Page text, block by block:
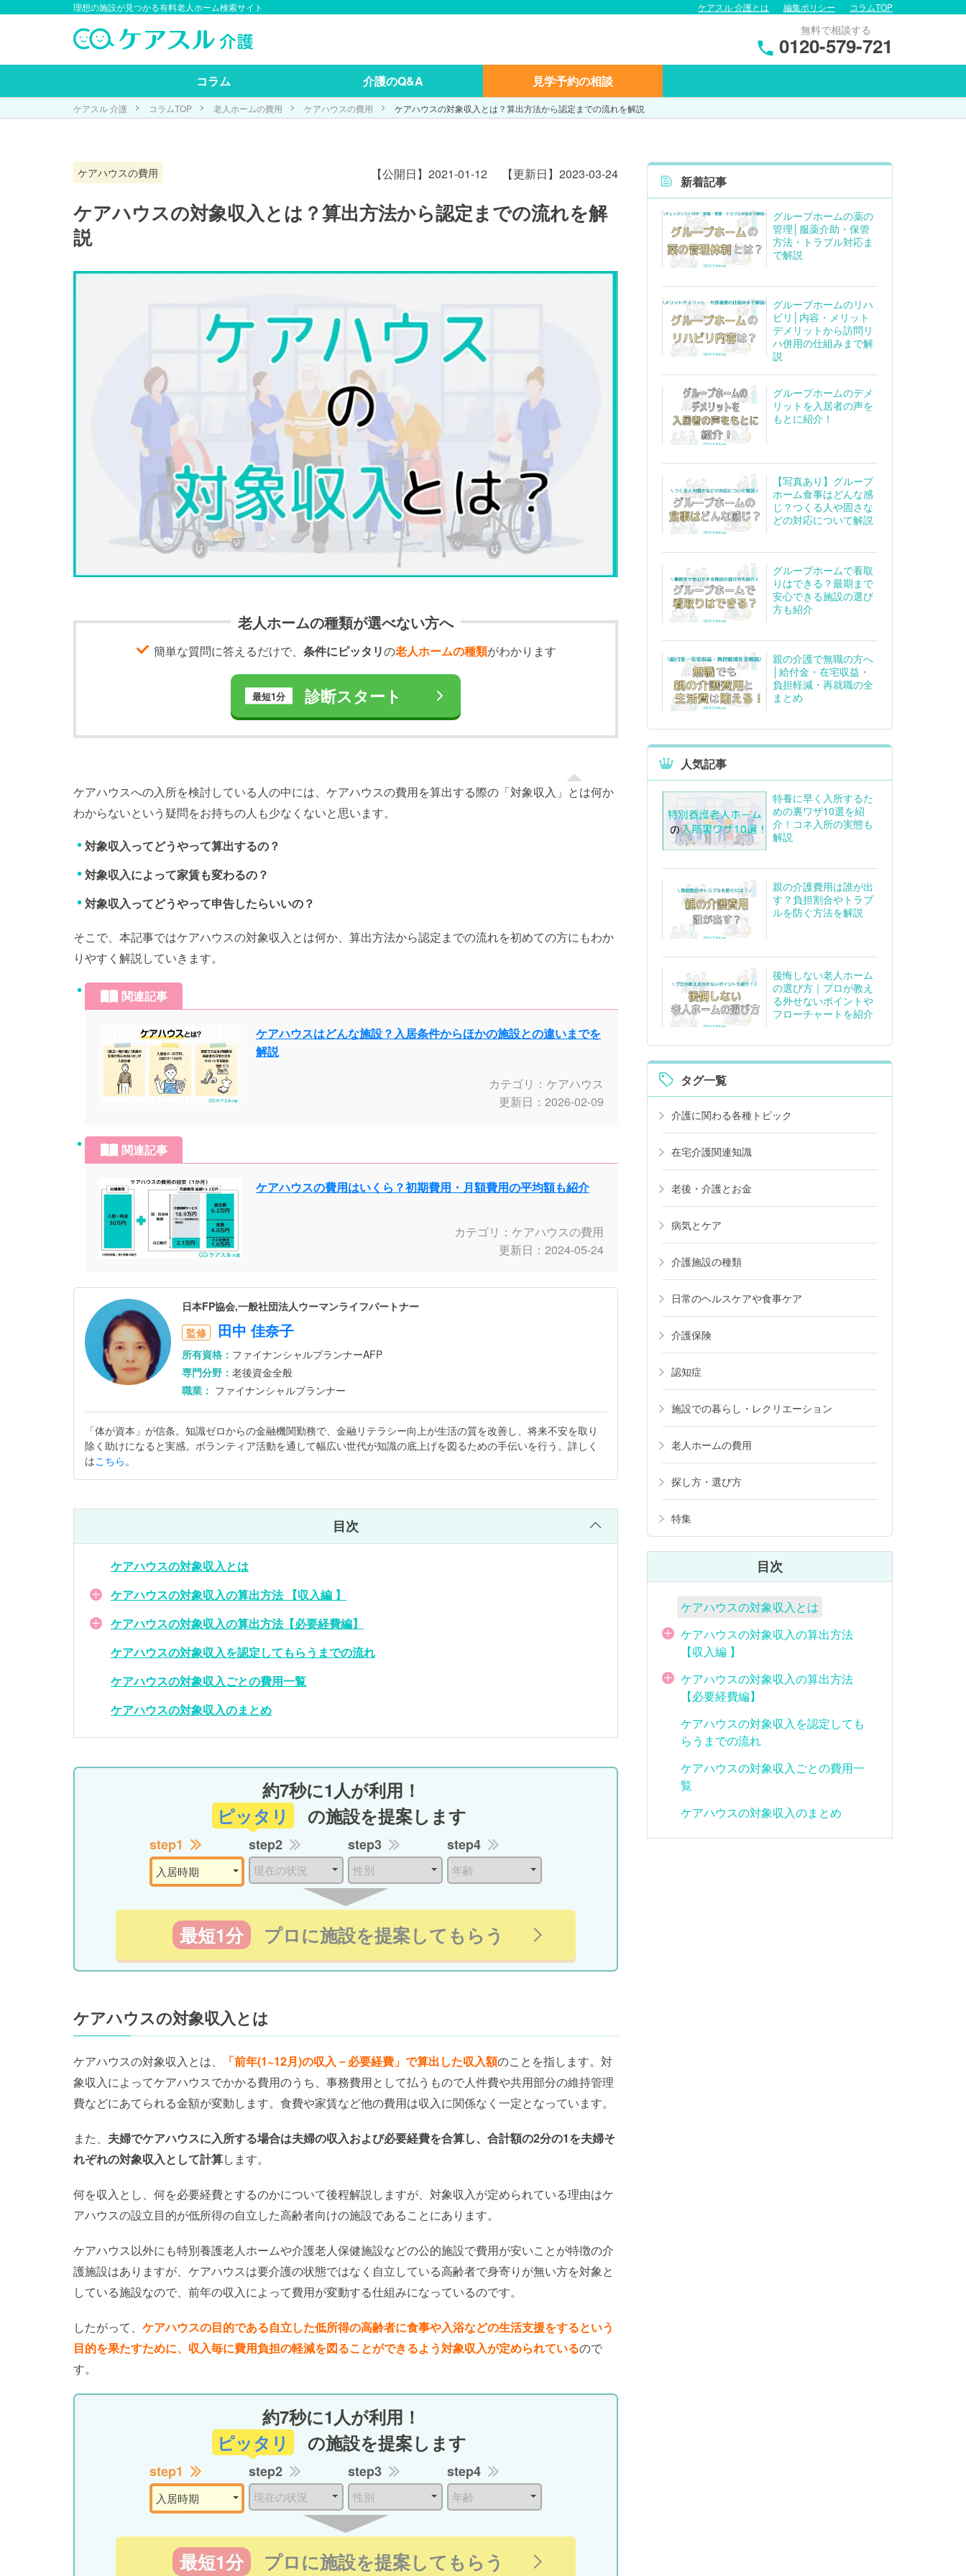
理想の施設が見つかる有料老人ホーム検索サイト ケアスル 介護とは 編集ポリシー コラムTOP
無料で相談する
0120-579-721
コラム 介護のQ&A 見学予約の相談
ケアスル 介護 コラムTOP 老人ホームの費用 ケアハウスの費用 ケアハウスの対象収入とは？算出方法から認定までの流れを解説
ケアハウスの費用 【公開日】2021-01-12 【更新日】2023-03-24
ケアハウスの対象収入とは？算出方法から認定までの流れを解
説
老人ホームの種類が選べない方へ
簡単な質問に答えるだけで、 条件にピッタリの老人ホームの種類がわかります
最短1分 診断スタート
ケアハウスへの入所を検討している人の中には、ケアハウスの費用を算出する際の「対象収入」とは何か
わからないという疑問をお持ちの人も少なくないと思います。
対象収入ってどうやって算出するの？
対象収入によって家賃も変わるの？
対象収入ってどうやって申告したらいいの？
そこで、本記事ではケアハウスの対象収入とは何か、算出方法から認定までの流れを初めての方にもわか
りやすく解説していきます。
関連記事
ケアハウスはどんな施設？入居条件からほかの施設との違いまでを
解説
カテゴリ：ケアハウス
更新日：2026-02-09
関連記事
ケアハウスの費用はいくら？初期費用・月額費用の平均額も紹介
カテゴリ：ケアハウスの費用
更新日：2024-05-24
日本FP協会,一般社団法人ウーマンライフパートナー
監修
田中 佳奈子
所有資格： ファイナンシャルプランナーAFP
専門分野： 老後資金全般
職業： ファイナンシャルプランナー
「体が資本」が信条。知識ゼロからの金融機関勤務で、金融リテラシー向上が生活の質を改善し、将来不安を取り
除く助けになると実感。ボランティア活動を通して幅広い世代が知識の底上げを図るための手伝いを行う。詳しく
はこちら 。
目次
ケアハウスの対象収入とは
ケアハウスの対象収入の算出方法 【収入編 】
ケアハウスの対象収入の算出方法【必要経費編】
ケアハウスの対象収入を認定してもらうまでの流れ
ケアハウスの対象収入ごとの費用一覧
ケアハウスの対象収入のまとめ
約7秒に1人が利用！
ピッタリ
の施設を提案します
step1 step2 step3 step4
最短1分 プロに施設を提案してもらう
ケアハウスの対象収入とは
ケアハウスの対象収入とは、 「前年(1~12月)の収入－必要経費」で算出した収入額のことを指します。対
象収入によってケアハウスでかかる費用のうち、事務費用として払うもので人件費や共用部分の維持管理
費などにあてられる金額が変動します。食費や家賃など他の費用は収入に関係なく一定となっています。
また、 夫婦でケアハウスに入所する場合は夫婦の収入および必要経費を合算し、合計額の2分の1を夫婦そ
れぞれの対象収入として計算します。
何を収入とし、何を必要経費とするのかについて後程解説しますが、対象収入が定められている理由はケ
アハウスの設立目的が低所得の自立した高齢者向けの施設であることにあります。
ケアハウス以外にも特別養護老人ホームや介護老人保健施設などの公的施設で費用が安いことが特徴の介
護施設はありますが、ケアハウスは要介護の状態ではなく自立している高齢者で身寄りが無い方を対象と
している施設なので、前年の収入によって費用が変動する仕組みになっているのです。
したがって、 ケアハウスの目的である自立した低所得の高齢者に食事や入浴などの生活支援をするという
目的を果たすために、収入毎に費用負担の軽減を図ることができるよう対象収入が定められているので
す。
約7秒に1人が利用！
ピッタリ
の施設を提案します
step1 step2 step3 step4
最短1分 プロに施設を提案してもらう
新着記事
グループホームの薬の
管理│服薬介助・保管
方法・トラブル対応ま
で解説
グループホームのリハ
ビリ│内容・メリット
デメリットから訪問リ
ハ併用の仕組みまで解
説
グループホームのデメ
リットを入居者の声を
もとに紹介！
【写真あり】グループ
ホーム食事はどんな感
じ？つくる人や固さな
どの対応について解説
グループホームで看取
りはできる？最期まで
安心できる施設の選び
方も紹介
親の介護で無職の方へ
│給付金・在宅収益・
負担軽減・再就職の全
まとめ
人気記事
特養に早く入所するた
めの裏ワザ10選を紹
介！コネ入所の実態も
解説
親の介護費用は誰が出
す？負担割合やトラブ
ルを防ぐ方法を解説
後悔しない老人ホーム
の選び方｜プロが教え
る外せないポイントや
フローチャートを紹介
タグ一覧
介護に関わる各種トピック
在宅介護関連知識
老後・介護とお金
病気とケア
介護施設の種類
日常のヘルスケアや食事ケア
介護保険
認知症
施設での暮らし・レクリエーション
老人ホームの費用
探し方・選び方
特集
目次
ケアハウスの対象収入とは
ケアハウスの対象収入の算出方法
【収入編 】
ケアハウスの対象収入の算出方法
【必要経費編】
ケアハウスの対象収入を認定しても
らうまでの流れ
ケアハウスの対象収入ごとの費用一
覧
ケアハウスの対象収入のまとめ